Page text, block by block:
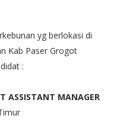
yg berlokasi di
Kab Paser Grogot
:
ASSISTANT MANAGER